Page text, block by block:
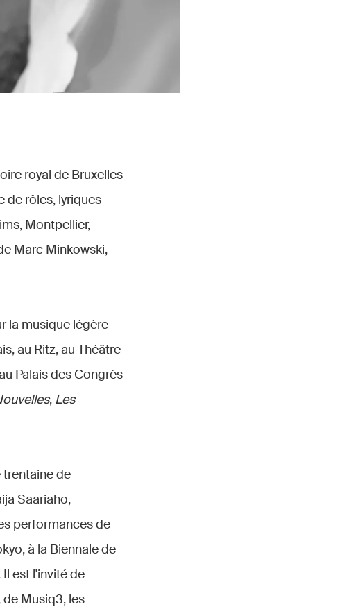
royal de Bruxelles
de rôles, lyriques
Montpellier,
Marc Minkowski,
la musique légère
au Ritz, au Théâtre
Palais des Congrès
,Les
trentaine de
Saariaho,
performances de
à la Biennale de
est l'invité de
Musiq3, les